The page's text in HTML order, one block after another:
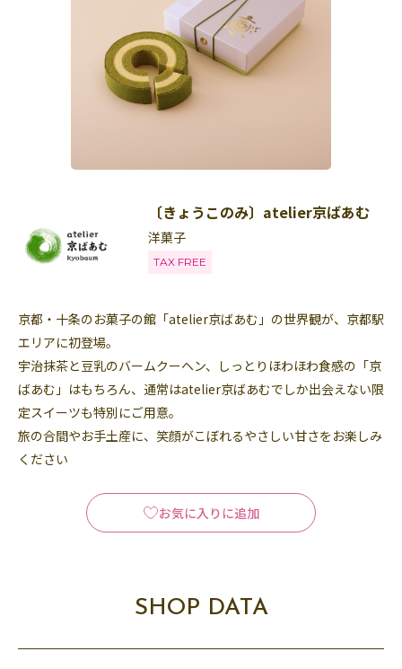
〔きょうこのみ〕atelier京ばあむ
洋菓子
TAX FREE
京都・十条のお菓子の館「atelier京ばあむ」の世界観が、京都駅
エリアに初登場。
宇治抹茶と豆乳のバームクーヘン、しっとりほわほわ食感の「京
ばあむ」はもちろん、通常はatelier京ばあむでしか出会えない限
定スイーツも特別にご用意。
旅の合間やお手土産に、笑顔がこぼれるやさしい甘さをお楽しみ
ください
お気に入りに追加
SHOP DATA